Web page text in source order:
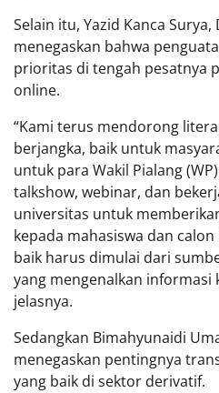
Selain itu, Yazid Kanca Surya,
menegaskan bahwa
prioritas di tengah pesatnya
online.
“Kami terus mendorong
berjangka, baik untuk
untuk para Wakil Pialang
talkshow, webinar, dan
universitas untuk
kepada mahasiswa dan
baik harus dimulai dari
yang mengenalkan informasi
jelasnya.
Sedangkan Bimahyunaidi
menegaskan pentingnya
yang baik di sektor derivatif.